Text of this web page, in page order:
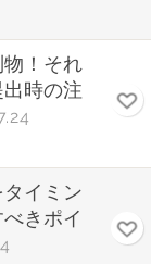
物！それ
時の注
イミン
きポイ